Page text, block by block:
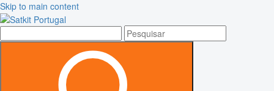
Skip to main content